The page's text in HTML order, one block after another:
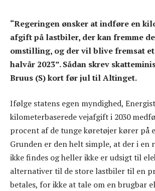
“Regeringen ønsker at indføre en
afgift på lastbiler, der kan fremme
omstilling, og der vil blive fremsat
halvår 2023”. Sådan skrev
Bruus (S) kort før jul til Altinget.
Ifølge statens egen myndighed,
kilometerbaserede vejafgift i 2030
procent af de tunge køretøjer kører på
Grunden er den helt simple, at der i en
ikke findes og heller ikke er udsigt til
alternativer til de store lastbiler til en
betales, for ikke at tale om en brugbar